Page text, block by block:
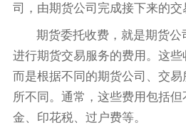
司，由期货公司完成接下来的交
期货委托收费，就是期货
进行期货交易服务的费用。这些
而是根据不同的期货公司、交
所不同。通常，这些费用包括
金、印花税、过户费等。